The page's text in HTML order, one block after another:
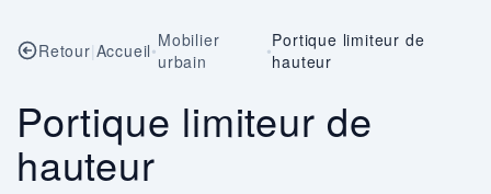
Retour|Accueil•Mobilier
urbain
•Portique limiteur de
hauteur
Portique limiteur de
hauteur